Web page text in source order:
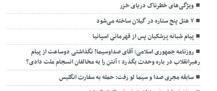
ویژگی‌های خطرناک دریای خزر
۷ هتل پنج ستاره در گیلان ساخته می‌شود
پیام شبانه پزشکیان پس از قهرمانی اسپانیا
روزنامه جمهوری اسلامی: آقای صداوسیما! نگذاشتی دوساعت از پیام
رهبرانقلاب در باره وحدت بگذرد ؛ آنتن را به مخالفان انسجام ملت دادی؟
سابقه مجری صدا و سیما لو رفت: حمله به سفارت انگلیس